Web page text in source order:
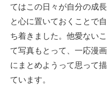
てはこの日々が自分の成
と心に置いておくことで
ち着きました。他愛ない
て写真もとって、一応漫
にまとめようって思って
ています。